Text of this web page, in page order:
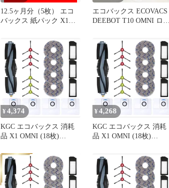
12.5ヶ月分（5枚） エコ
バックス 紙パック X1
エコバックス ECOVACS
DEEBOT T10 OMNI ロボ
¥4,374
KGC エコバックス 消耗
品 X1 OMNI (18枚)
X1 OMNI／X1 PLUS／
T10／ T10 OMNI／T20交
換用 消耗品 交換アクセ
サリ ECOVACS ダストボ
¥4,268
KGC エコバックス 消耗
品 X1 OMNI (18枚)
X1 OMNI／X1 PLUS／
T10／ T10 OMNI／T20交
換用 消耗品 交換アクセ
サリ ECOVACS ダストボ